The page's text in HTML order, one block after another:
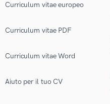
Curriculum vitae europeo
Curriculum vitae PDF
Curriculum vitae Word
Aiuto per il tuo CV